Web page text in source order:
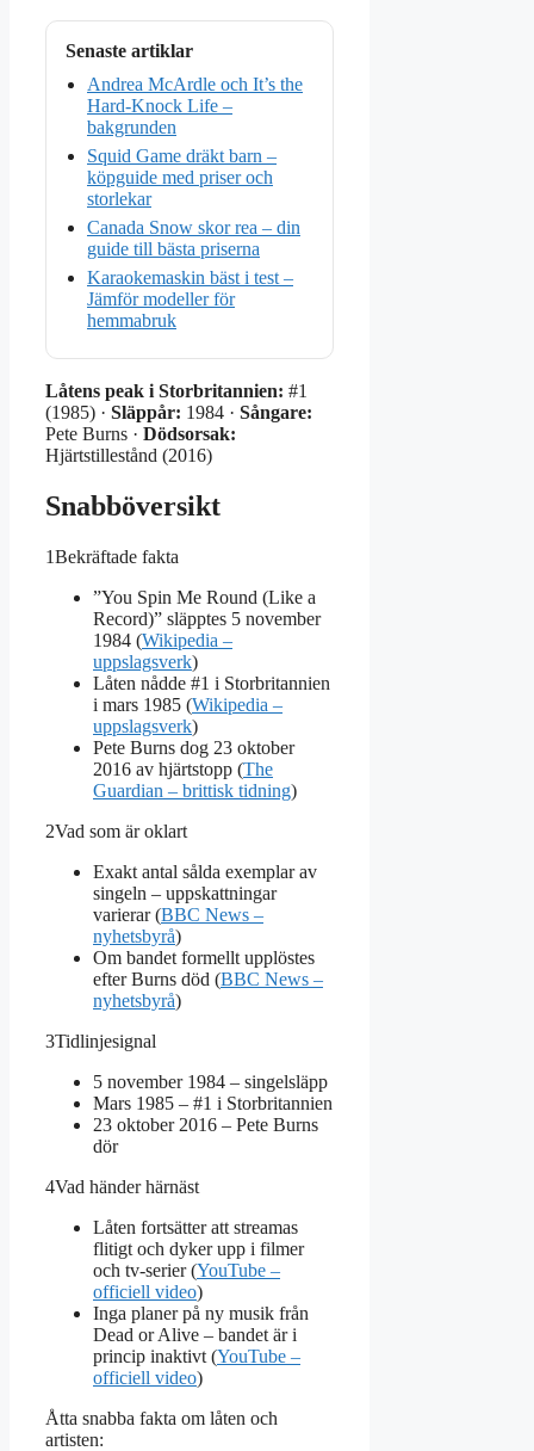
Senaste artiklar
Andrea McArdle och It’s the
Hard-Knock Life –
bakgrunden
Squid Game dräkt barn –
köpguide med priser och
storlekar
Canada Snow skor rea – din
guide till bästa priserna
Karaokemaskin bäst i test –
Jämför modeller för
hemmabruk
Låtens peak i Storbritannien: #1
(1985) · Släppår: 1984 · Sångare:
Pete Burns · Dödsorsak:
Hjärtstillestånd (2016)
Snabböversikt
1Bekräftade fakta
”You Spin Me Round (Like a
Record)” släpptes 5 november
1984 (Wikipedia –
uppslagsverk)
Låten nådde #1 i Storbritannien
i mars 1985 (Wikipedia –
uppslagsverk)
Pete Burns dog 23 oktober
2016 av hjärtstopp (The
Guardian – brittisk tidning)
2Vad som är oklart
Exakt antal sålda exemplar av
singeln – uppskattningar
varierar (BBC News –
nyhetsbyrå)
Om bandet formellt upplöstes
efter Burns död (BBC News –
nyhetsbyrå)
3Tidlinjesignal
5 november 1984 – singelsläpp
Mars 1985 – #1 i Storbritannien
23 oktober 2016 – Pete Burns
dör
4Vad händer härnäst
Låten fortsätter att streamas
flitigt och dyker upp i filmer
och tv-serier (YouTube –
officiell video)
Inga planer på ny musik från
Dead or Alive – bandet är i
princip inaktivt (YouTube –
officiell video)
Åtta snabba fakta om låten och
artisten: